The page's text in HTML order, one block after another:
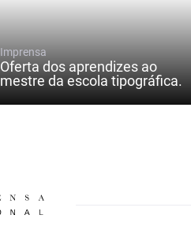
Imprensa
Oferta dos aprendizes ao
mestre da escola tipográfica.